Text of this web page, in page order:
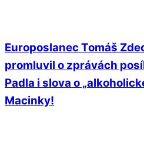
Europoslanec Tomáš
promluvil o zprávách
Padla i slova o
Macinky!